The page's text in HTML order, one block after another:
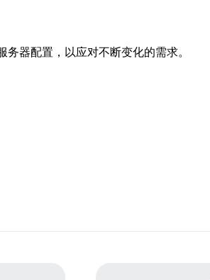
器配置，以应对不断变化的需求。